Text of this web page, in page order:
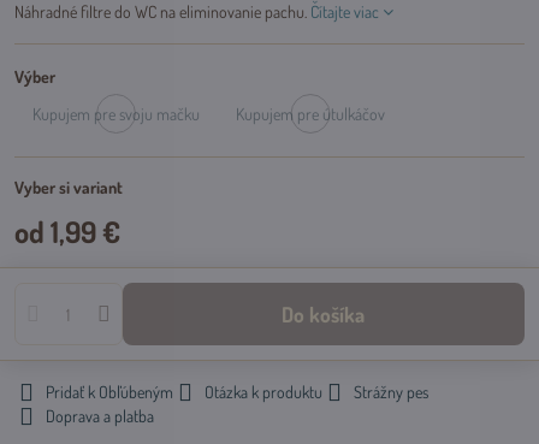
Náhradné filtre do WC na eliminovanie pachu. Čítajte viac
Výber
Kupujem pre svoju mačku
Kupujem pre útulkáčov
Vyber si variant
od 1,99 €
Do košíka
Pridať k Obľúbeným Otázka k produktu
Strážny pes
Doprava a platba